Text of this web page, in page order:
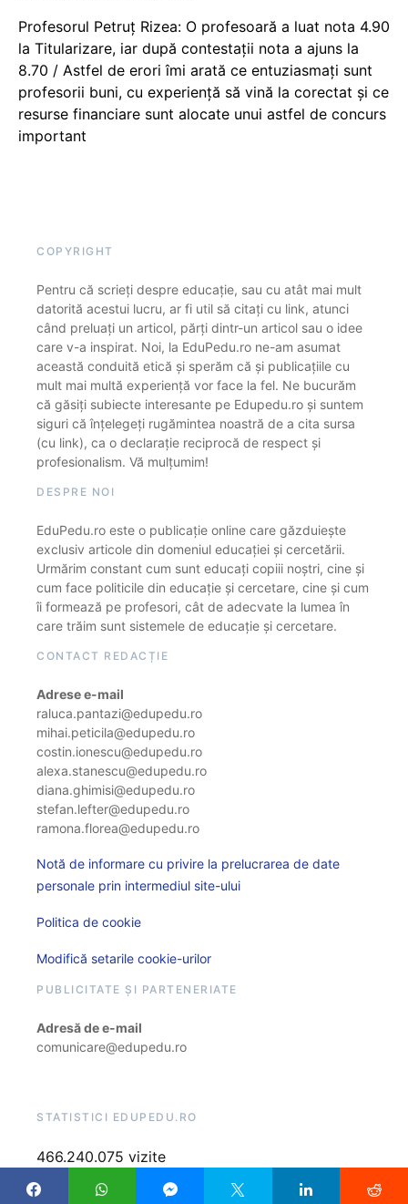
Profesorul Petruț Rizea: O profesoară a luat nota 4.90
la Titularizare, iar după contestații nota a ajuns la
8.70 / Astfel de erori îmi arată ce entuziasmați sunt
profesorii buni, cu experiență să vină la corectat și ce
resurse financiare sunt alocate unui astfel de concurs
important
COPYRIGHT
Pentru că scrieți despre educație, sau cu atât mai mult
datorită acestui lucru, ar fi util să citați cu link, atunci
când preluați un articol, părți dintr-un articol sau o idee
care v-a inspirat. Noi, la EduPedu.ro ne-am asumat
această conduită etică și sperăm că și publicațiile cu
mult mai multă experiență vor face la fel. Ne bucurăm
că găsiți subiecte interesante pe Edupedu.ro și suntem
siguri că înțelegeți rugămintea noastră de a cita sursa
(cu link), ca o declarație reciprocă de respect și
profesionalism. Vă mulțumim!
DESPRE NOI
EduPedu.ro este o publicație online care găzduiește
exclusiv articole din domeniul educației și cercetării.
Urmărim constant cum sunt educați copiii noștri, cine și
cum face politicile din educație și cercetare, cine și cum
îi formează pe profesori, cât de adecvate la lumea în
care trăim sunt sistemele de educație și cercetare.
CONTACT REDACȚIE
Adrese e-mail
raluca.pantazi@edupedu.ro
mihai.peticila@edupedu.ro
costin.ionescu@edupedu.ro
alexa.stanescu@edupedu.ro
diana.ghimisi@edupedu.ro
stefan.lefter@edupedu.ro
ramona.florea@edupedu.ro
Notă de informare cu privire la prelucrarea de date
personale prin intermediul site-ului
Politica de cookie
Modifică setarile cookie-urilor
PUBLICITATE ȘI PARTENERIATE
Adresă de e-mail
comunicare@edupedu.ro
STATISTICI EDUPEDU.RO
466.240.075 vizite